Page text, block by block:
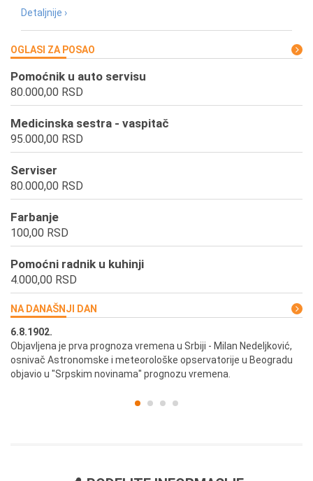
Detaljnije ›
OGLASI ZA POSAO
Pomoćnik u auto servisu
80.000,00 RSD
Medicinska sestra - vaspitač
95.000,00 RSD
Serviser
80.000,00 RSD
Farbanje
100,00 RSD
Pomoćni radnik u kuhinji
4.000,00 RSD
NA DANAŠNJI DAN
6.8.1902.
Objavljena je prva prognoza vremena u Srbiji - Milan Nedeljković,
osnivač Astronomske i meteorološke opservatorije u Beogradu
objavio u "Srpskim novinama" prognozu vremena.